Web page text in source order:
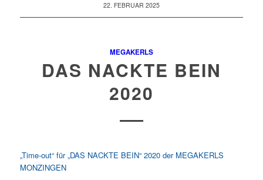
22. FEBRUAR 2025
MEGAKERLS
DAS NACKTE BEIN
2020
„Time-out“ für „DAS NACKTE BEIN“ 2020 der MEGAKERLS
MONZINGEN